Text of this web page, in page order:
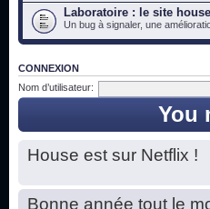
Laboratoire : le site
Un bug à signaler, une
CONNEXION
Nom d’utilisateur:
You
House est sur Netflix !
Bonne année tout le